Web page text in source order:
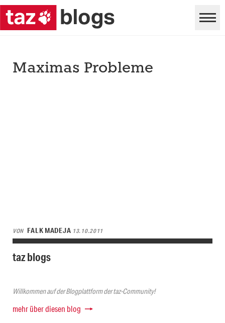
Maximas Probleme
VON FALK MADEJA 13.10.2011
taz blogs
Willkommen auf der Blogplattform der taz-Community!
mehr über diesen blog